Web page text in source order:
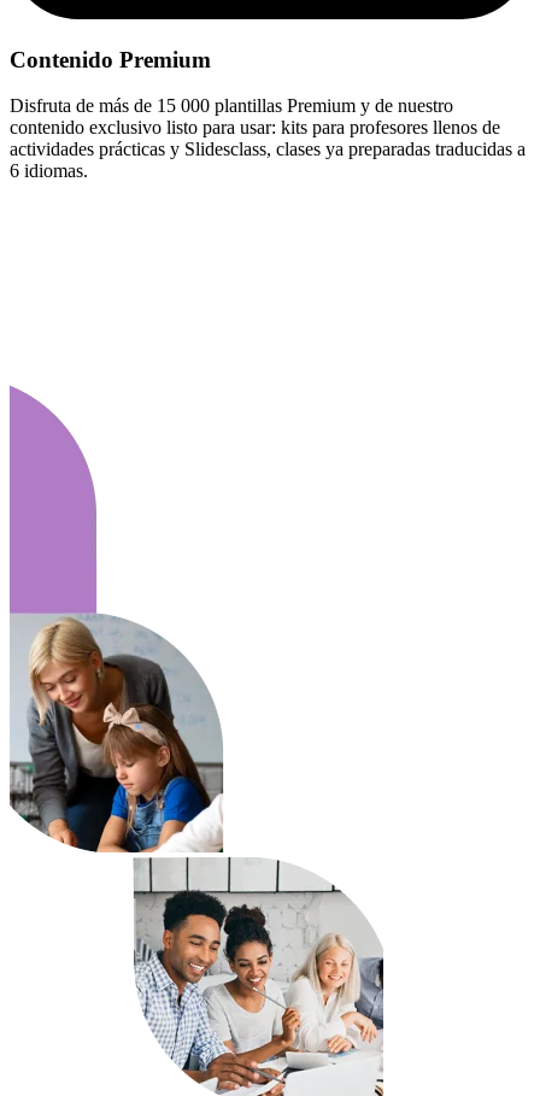
Contenido Premium
Disfruta de más de 15 000 plantillas Premium y de nuestro
contenido exclusivo listo para usar: kits para profesores llenos de
actividades prácticas y Slidesclass, clases ya preparadas traducidas a
6 idiomas.